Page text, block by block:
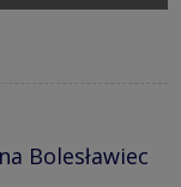
Bolesławiec